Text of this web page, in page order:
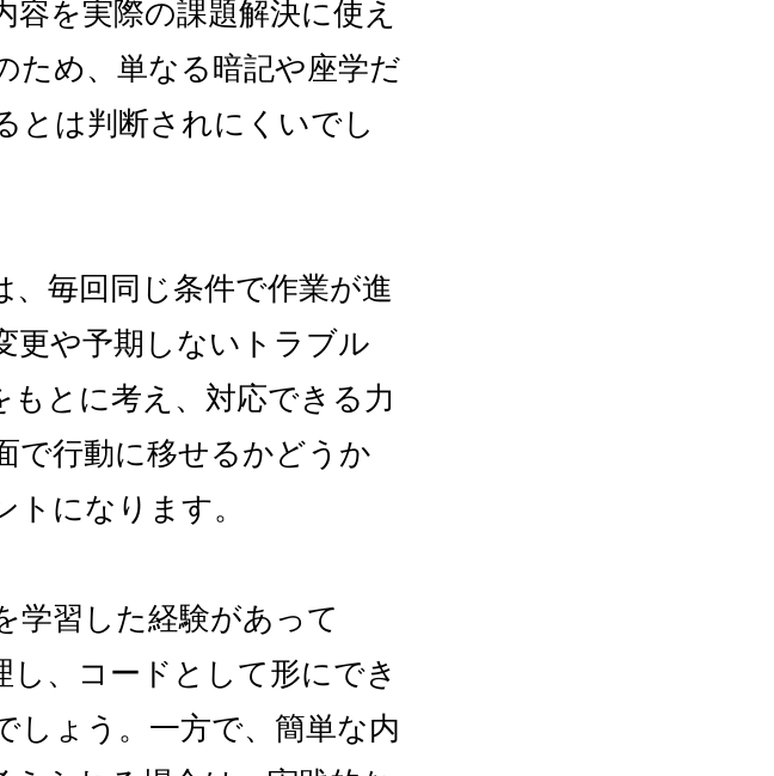
を実際の課題解決に使え
ため、単なる暗記や座学だ
とは判断されにくいでし
毎回同じ条件で作業が進
更や予期しないトラブル
とに考え、対応できる力
で行動に移せるかどうか
になります。
学習した経験があって
し、コードとして形にでき
しょう。一方で、簡単な内